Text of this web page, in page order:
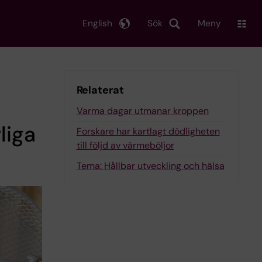
Sök
English Meny
Relaterat
Varma dagar utmanar kroppen
Forskare har kartlagt dödligheten
till följd av värmeböljor
Tema: Hållbar utveckling och hälsa